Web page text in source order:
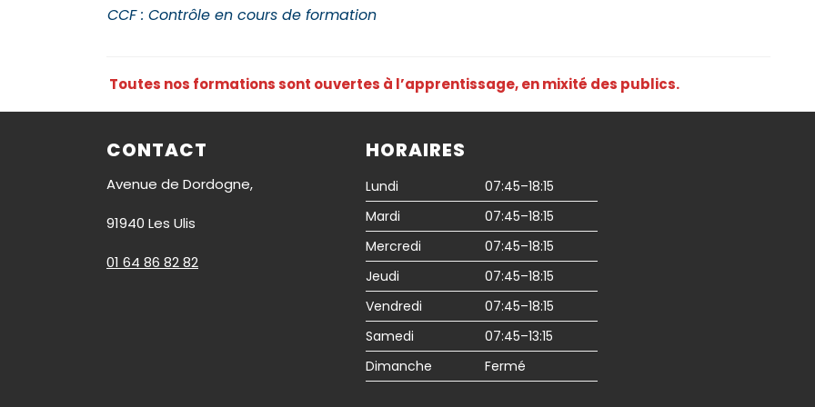
CCF : Contrôle en cours de formation
Toutes nos formations sont ouvertes à l’apprentissage, en mixité des publics.
CONTACT
Avenue de Dordogne,
91940 Les Ulis
01 64 86 82 82
HORAIRES
Lundi
07:45–18:15
Mardi
07:45–18:15
Mercredi
07:45–18:15
Jeudi
07:45–18:15
Vendredi
07:45–18:15
Samedi
07:45–13:15
Dimanche
Fermé